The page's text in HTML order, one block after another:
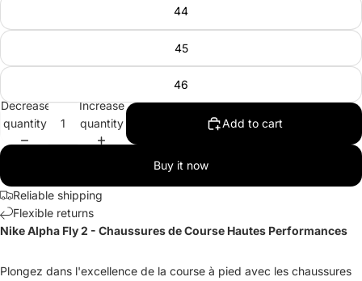
44
45
46
Decrease
quantity
Increase
quantity
Add to cart
Buy it now
Reliable shipping
Flexible returns
Nike Alpha Fly 2 - Chaussures de Course Hautes Performances
Plongez dans l'excellence de la course à pied avec les chaussures